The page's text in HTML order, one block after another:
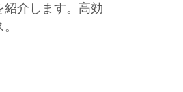
介します。高効